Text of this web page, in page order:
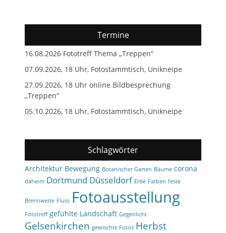
Termine
16.08.2026 Fototreff Thema „Treppen“
07.09.2026, 18 Uhr, Fotostammtisch, Unikneipe
27.09.2026, 18 Uhr online Bildbesprechung
„Treppen“
05.10.2026, 18 Uhr, Fotostammtisch, Unikneipe
Schlagwörter
Architektur Bewegung Botanischer Garten Bäume corona
daheim Dortmund Düsseldorf Erde Farben feste
Brennweite Fluss Fotoausstellung
Fototreff gefühlte Landschaft Gegenlicht
Gelsenkirchen gewischte Fotos Herbst